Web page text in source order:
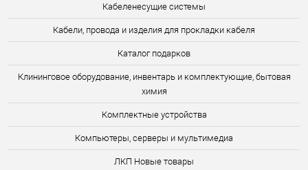
Кабеленесущие системы
Кабели, провода и изделия для прокладки кабеля
Каталог подарков
Клининговое оборудование, инвентарь и комплектующие, бытовая
химия
Комплектные устройства
Компьютеры, серверы и мультимедиа
ЛКП Новые товары